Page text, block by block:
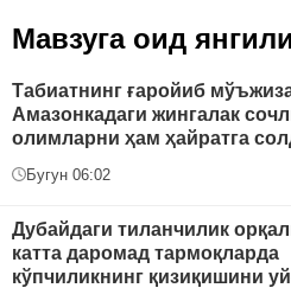
Мавзуга оид
Табиатнинг ғаройиб
Амазонкадаги жингалак
олимларни ҳам ҳайратга
Бугун 06:02
Дубайдаги тиланчилик
катта даромад тармоқларда
кўпчиликнинг қизиқишини